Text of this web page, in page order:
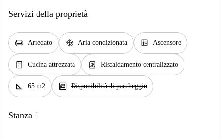
Servizi della proprietà
chair Arredato ac_unit Aria condizionata elevator Ascensore
kitchen Cucina attrezzata water_heater Riscaldamento centralizzato
square_foot 65 m2 garage Disponibilità di parcheggio
Stanza 1